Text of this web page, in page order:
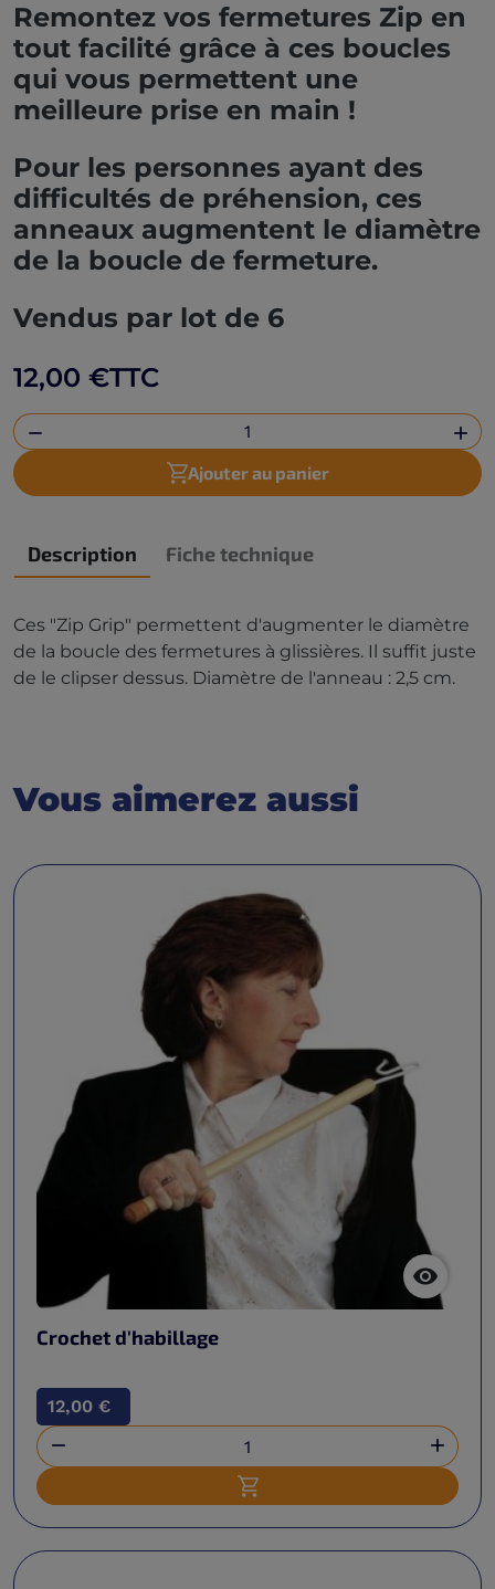
Remontez vos fermetures Zip en
tout facilité grâce à ces boucles
qui vous permettent une
meilleure prise en main !
Pour les personnes ayant des
difficultés de préhension, ces
anneaux augmentent le diamètre
de la boucle de fermeture.
Vendus par lot de 6
12,00 €TTC
 
Ajouter au panier
Description Fiche technique
Ces "Zip Grip" permettent d'augmenter le diamètre
de la boucle des fermetures à glissières. Il suffit juste
de le clipser dessus. Diamètre de l'anneau : 2,5 cm.
Vous aimerez aussi

Crochet d'habillage
12,00 €
 
Ajouter au panier